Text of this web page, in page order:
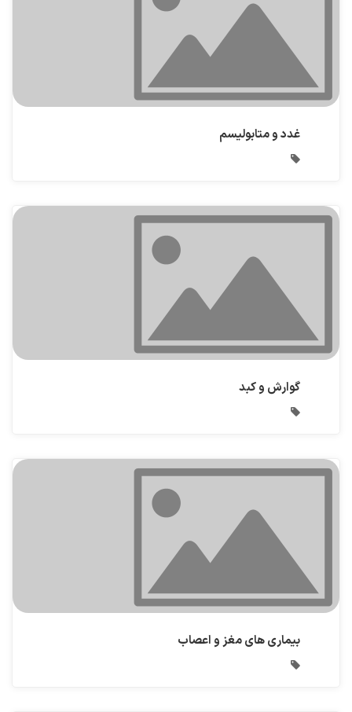
غدد و متابولیسم
گوارش و کبد
بیماری های مغز و اعصاب